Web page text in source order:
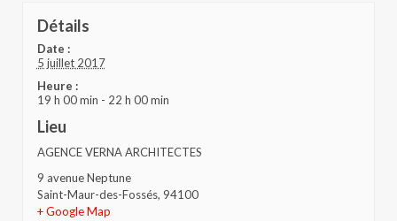
Détails
Date :
5 juillet 2017
Heure :
19 h 00 min - 22 h 00 min
Lieu
AGENCE VERNA ARCHITECTES
9 avenue Neptune
Saint-Maur-des-Fossés, 94100
+ Google Map